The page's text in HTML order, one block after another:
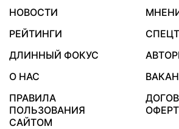
НОВОСТИ
РЕЙТИНГИ
ДЛИННЫЙ ФОКУС
О НАС
ПРАВИЛА
ПОЛЬЗОВАНИЯ
САЙТОМ